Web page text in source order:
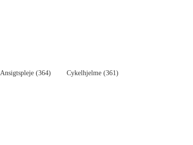
Ansigtspleje (364) Cykelhjelme (361)